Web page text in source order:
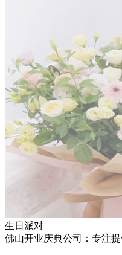
生日派对
佛山开业庆典公司：专注